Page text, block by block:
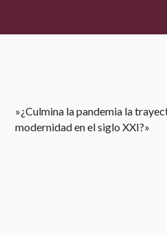
​»¿Culmina la pandemia la
modernidad en el siglo XXI?»